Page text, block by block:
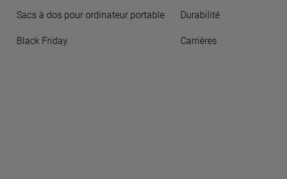
Sacs à dos pour ordinateur portable
Black Friday
Durabilité
Carrières